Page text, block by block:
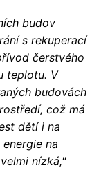
budov
s rekuperací
čerstvého
teplotu. V
budovách
což má
dětí i na
na
nízká,"